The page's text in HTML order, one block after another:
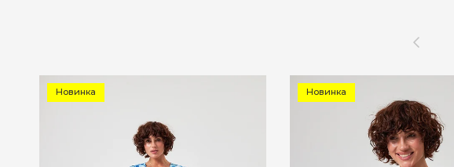
Назад
Новинка Новинка